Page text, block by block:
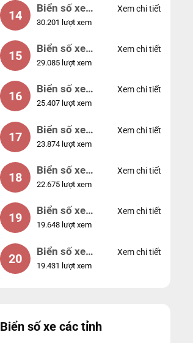
14
Biển số xe
14953
30.201 lượt xem
Xem chi tiết
15
Biển số xe
24953
29.085 lượt xem
Xem chi tiết
16
Biển số xe
49053
25.407 lượt xem
Xem chi tiết
17
Biển số xe
44953
23.874 lượt xem
Xem chi tiết
18
Biển số xe
74953
22.675 lượt xem
Xem chi tiết
19
Biển số xe
99998
19.648 lượt xem
Xem chi tiết
20
Biển số xe
25525
19.431 lượt xem
Xem chi tiết
Biển số xe các tỉnh